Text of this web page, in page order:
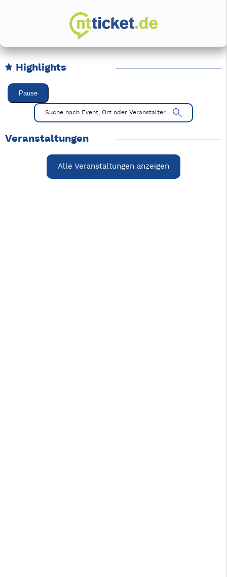
Highlights
Karussell Veranstaltungen überspringen
Pause
Mit Tab zu den Steuerelementen wechseln. Mit Pfeiltasten
Suche nach Event, Ort oder Veranstalter
Veranstaltungen
Alle Veranstaltungen anzeigen